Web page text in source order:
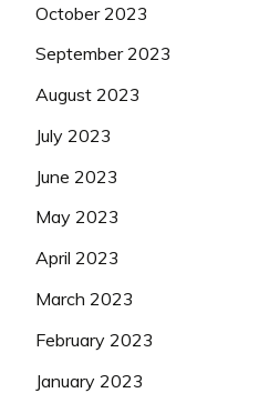
October 2023
September 2023
August 2023
July 2023
June 2023
May 2023
April 2023
March 2023
February 2023
January 2023